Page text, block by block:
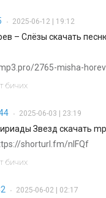
• 2025-06-12 | 19:12
– Слёзы скачать
2765-misha-
бичих
• 2025-06-03 | 23:19
Звезд скачать
shorturl.fm/nIFQf
бичих
• 2025-06-02 | 02:17